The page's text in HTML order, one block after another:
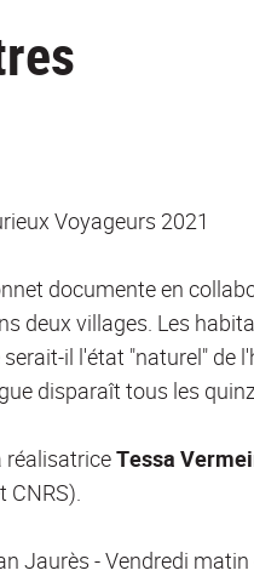
Voyageurs 2021
documente en
deux villages. Les
il l'état "naturel" de
disparaît tous les
réalisatriceTessa
Jaurès - Vendredi